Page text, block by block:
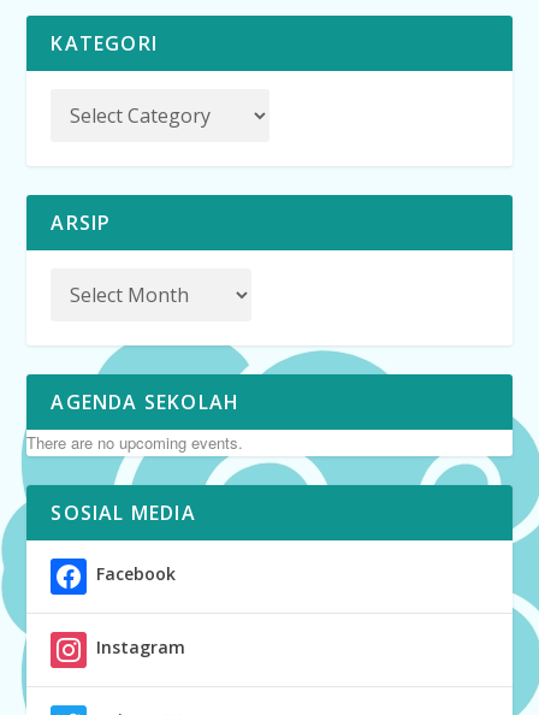
KATEGORI
ARSIP
AGENDA SEKOLAH
There are no upcoming events.
SOSIAL MEDIA
Facebook
Instagram